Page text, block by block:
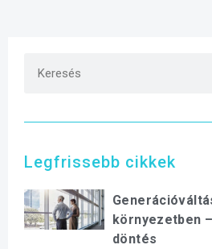
Legfrissebb cikkek
környezetben
döntés